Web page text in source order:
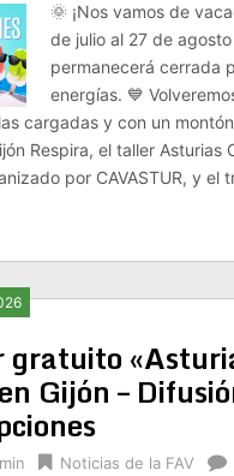
🌞 ¡Nos vamos de
de julio al 27 de agosto
permanecerá cerrada
energías. 💙
cargadas y con un
Respira, el taller Asturias
por CAVASTUR, y el
gratuito
Gijón –
Noticias de la FAV